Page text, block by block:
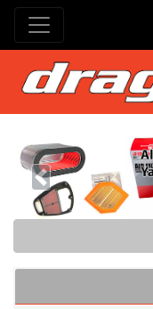
Previous